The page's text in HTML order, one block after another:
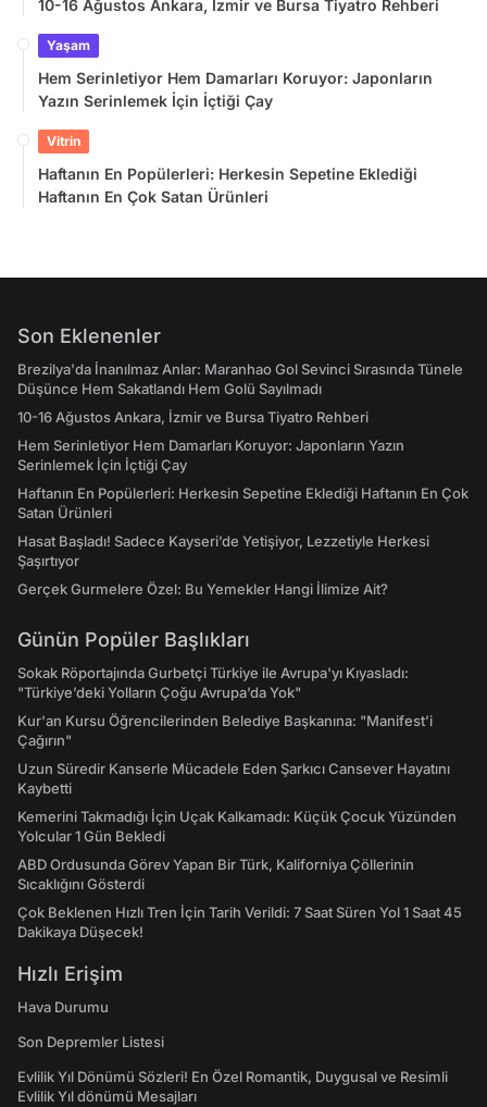
10-16 Ağustos Ankara, İzmir ve Bursa Tiyatro Rehberi
Yaşam
Hem Serinletiyor Hem Damarları Koruyor: Japonların
Yazın Serinlemek İçin İçtiği Çay
Vitrin
Haftanın En Popülerleri: Herkesin Sepetine Eklediği
Haftanın En Çok Satan Ürünleri
Son Eklenenler
Brezilya'da İnanılmaz Anlar: Maranhao Gol Sevinci Sırasında Tünele
Düşünce Hem Sakatlandı Hem Golü Sayılmadı
10-16 Ağustos Ankara, İzmir ve Bursa Tiyatro Rehberi
Hem Serinletiyor Hem Damarları Koruyor: Japonların Yazın
Serinlemek İçin İçtiği Çay
Haftanın En Popülerleri: Herkesin Sepetine Eklediği Haftanın En Çok
Satan Ürünleri
Hasat Başladı! Sadece Kayseri’de Yetişiyor, Lezzetiyle Herkesi
Şaşırtıyor
Gerçek Gurmelere Özel: Bu Yemekler Hangi İlimize Ait?
Günün Popüler Başlıkları
Sokak Röportajında Gurbetçi Türkiye ile Avrupa'yı Kıyasladı:
"Türkiye’deki Yolların Çoğu Avrupa’da Yok"
Kur'an Kursu Öğrencilerinden Belediye Başkanına: "Manifest’i
Çağırın"
Uzun Süredir Kanserle Mücadele Eden Şarkıcı Cansever Hayatını
Kaybetti
Kemerini Takmadığı İçin Uçak Kalkamadı: Küçük Çocuk Yüzünden
Yolcular 1 Gün Bekledi
ABD Ordusunda Görev Yapan Bir Türk, Kaliforniya Çöllerinin
Sıcaklığını Gösterdi
Çok Beklenen Hızlı Tren İçin Tarih Verildi: 7 Saat Süren Yol 1 Saat 45
Dakikaya Düşecek!
Hızlı Erişim
Hava Durumu
Son Depremler Listesi
Evlilik Yıl Dönümü Sözleri! En Özel Romantik, Duygusal ve Resimli
Evlilik Yıl dönümü Mesajları